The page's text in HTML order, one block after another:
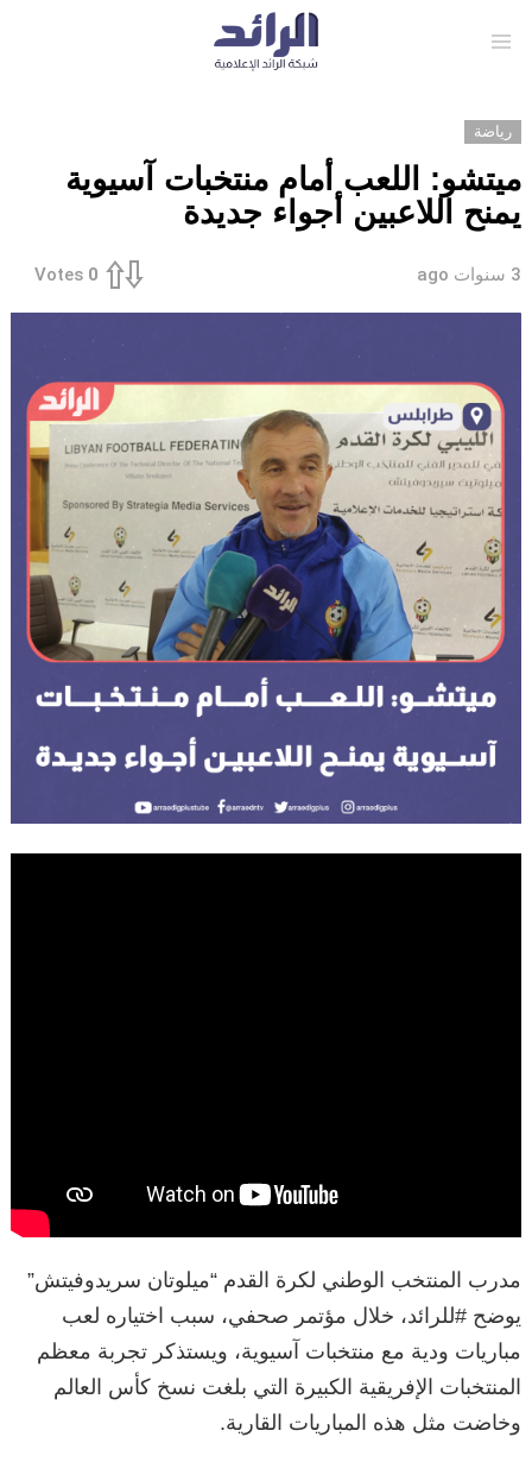
رياضة
ميتشو: اللعب أمام منتخبات آسيوية
يمنح اللاعبين أجواء جديدة
3 سنوات ago 0
Votes
مدرب المنتخب الوطني لكرة القدم “ميلوتان سريدوفيتش”
يوضح #للرائد، خلال مؤتمر صحفي، سبب اختياره لعب
مباريات ودية مع منتخبات آسيوية، ويستذكر تجربة معظم
المنتخبات الإفريقية الكبيرة التي بلغت نسخ كأس العالم
وخاضت مثل هذه المباريات القارية.